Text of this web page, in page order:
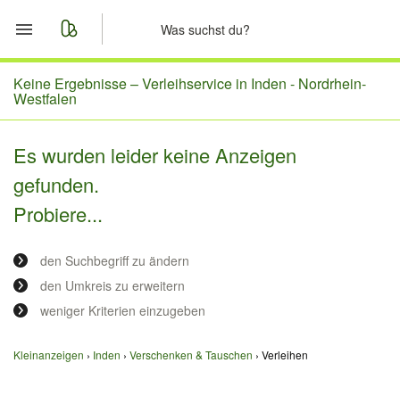
Start
Merkliste
Nachrichten
Anzeige aufgeben
Keine Ergebnisse –Verleihservice in Inden - Nordrhein-
Westfalen
Es wurden leider keine Anzeigen
gefunden.
Probiere...
den Suchbegriff zu ändern
den Umkreis zu erweitern
weniger Kriterien einzugeben
Kleinanzeigen Inden Verschenken & Tauschen Verleihen